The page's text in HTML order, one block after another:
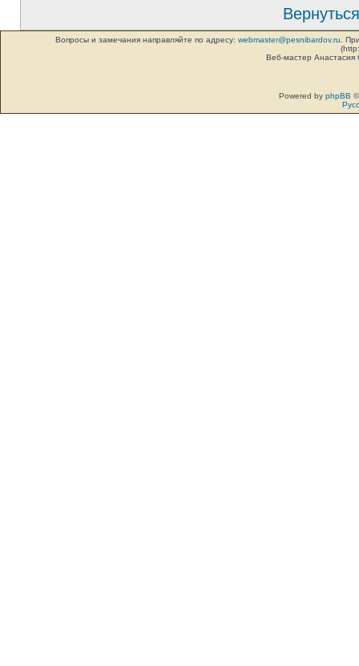
Вопросы и замечания направляйте по адресу: webmaster@pesnibardov.ru .
Веб-мастер
Powered by phpBB